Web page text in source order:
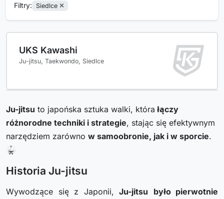
Filtry: Siedlce
UKS Kawashi
Ju-jitsu, Taekwondo, Siedlce
Ju-jitsu to japońska sztuka walki, która łączy
różnorodne techniki i strategie, stając się efektywnym
narzędziem zarówno w samoobronie, jak i w sporcie.
🥋
Historia Ju-jitsu
Wywodzące się z Japonii, Ju-jitsu
było pierwotnie